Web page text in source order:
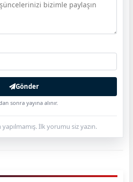
Gönder
sonra yayına alınır.
İlk yorumu siz yazın.